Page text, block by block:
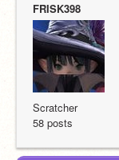
FRISK398
Scratcher
58 posts